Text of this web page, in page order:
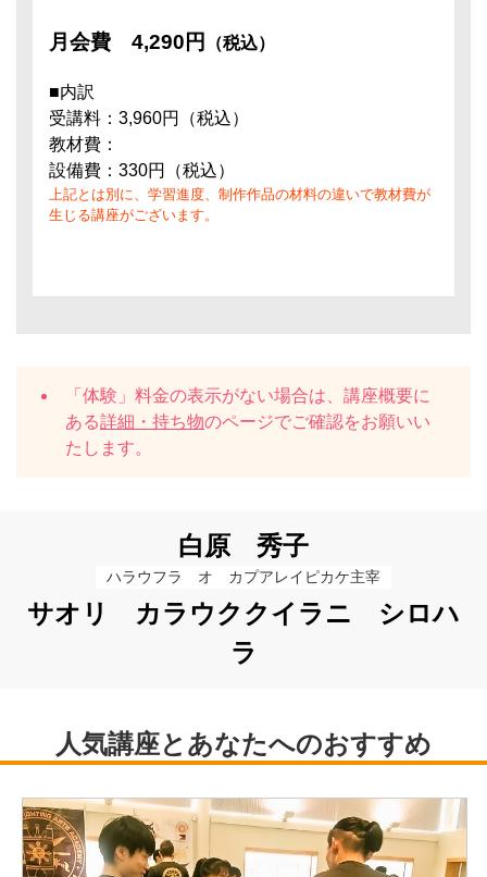
月会費 4,290円 （税込）
■内訳
受講料：3,960円（税込）
教材費：
設備費：330円（税込）
上記とは別に、学習進度、制作作品の材料の違いで教材費が
生じる講座がございます。
「体験」料金の表示がない場合は、講座概要に
ある詳細・持ち物のページでご確認をお願いい
たします。
白原 秀子
ハラウフラ　オ　カプアレイピカケ主宰
サオリ カラウククイラニ シロハ
ラ